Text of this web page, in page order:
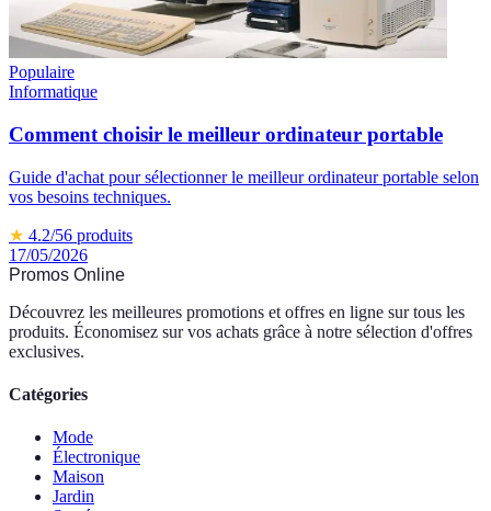
Populaire
Informatique
Comment choisir le meilleur ordinateur portable
Guide d'achat pour sélectionner le meilleur ordinateur portable selon
vos besoins techniques.
★ 4.2/56 produits
17/05/2026
Promos Online
Découvrez les meilleures promotions et offres en ligne sur tous les
produits. Économisez sur vos achats grâce à notre sélection d'offres
exclusives.
Catégories
Mode
Électronique
Maison
Jardin